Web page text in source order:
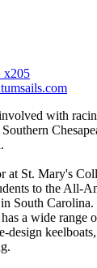
x205
with
at St. Mary's
to the All-
South Carolina.
a wide range
design